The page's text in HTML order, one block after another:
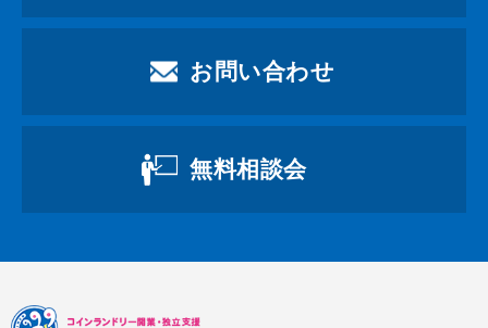
お問い合わせ
無料相談会